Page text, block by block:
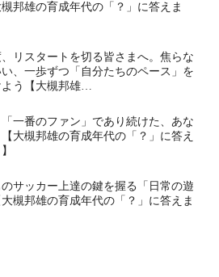
邦雄の育成年代の「？」に答えま
リスタートを切る皆さまへ。焦らな
い、一歩ずつ「自分たちのペース」を
よう【大槻邦雄…
一番のファン」であり続けた、あな
大槻邦雄の育成年代の「？」に答え
サッカー上達の鍵を握る「日常の遊
槻邦雄の育成年代の「？」に答えま